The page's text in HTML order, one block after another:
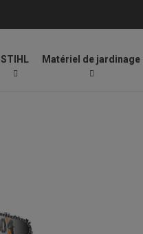
STIHL Matériel de jardinage